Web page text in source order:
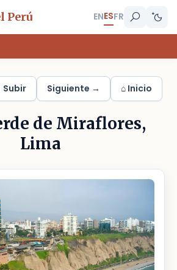
Perú ENESFR
Subir Siguiente → ⌂ Inicio
de Miraflores,
Lima